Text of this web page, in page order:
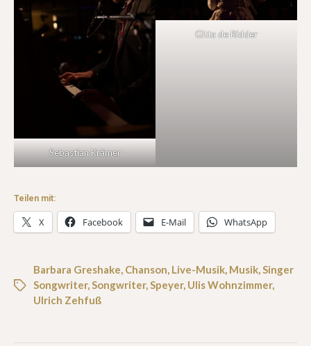
Sebastian Krämer
Gitta de Ridder
Teilen mit:
X Facebook E-Mail WhatsApp
Barbara Greshake, Chanson, Live-Musik, Musik,Singer
Songwriter,Songwriter,Speyer, Ulis Wohnzimmer,
Ulrich Zehfuß